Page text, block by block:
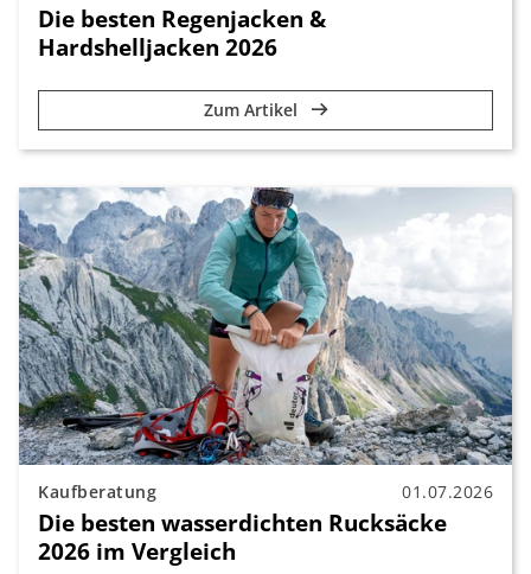
Die besten Regenjacken &
Hardshelljacken 2026
Zum Artikel
Kaufberatung 01.07.2026
Die besten wasserdichten Rucksäcke
2026 im Vergleich